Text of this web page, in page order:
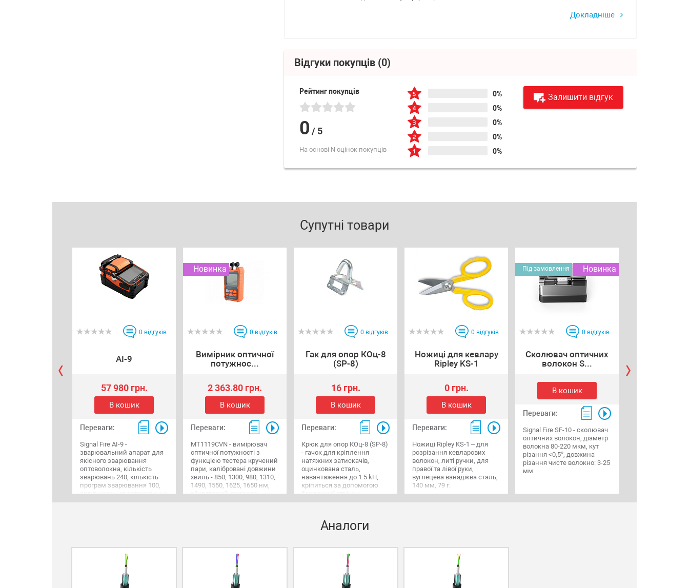
Докладніше
Відгуки покупців (0)
Рейтинг покупців
0 / 5
На основі N оцінок покупців
0%
0%
0%
0%
0%
Залишити відгук
Супутні товари
0 відгуків
AI-9
57 980 грн.
В кошик
Переваги:
Signal Fire AI-9 -
зварювальний апарат для
якісного зварювання
оптоволокна, кількість
зварювань 240, кількість
програм зварювання 100,
вирівнювання автоматичне
Новинка
0 відгуків
Вимірник оптичної
потужнос...
2 363.80 грн.
В кошик
Переваги:
MT1119CVN - вимірювач
оптичної потужності з
функцією тестера кручений
пари, калібровані довжини
хвиль - 850, 1300, 980, 1310,
1490, 1550, 1625, 1650 нм,
вбудований джерело
0 відгуків
Гак для опор КОц-8
(SP-8)
16 грн.
В кошик
Переваги:
Крюк для опор КОц-8 (SP-8)
- гачок для кріплення
натяжних затискачів,
оцинкована сталь,
навантаження до 1.5 kH,
кріпиться за допомогою
бандажної стрічки.
0 відгуків
Ножиці для кевлару
Ripley KS-1
0 грн.
В кошик
Переваги:
Ножиці Ripley KS-1 – для
розрізання кевларових
волокон, литі ручки, для
правої та лівої руки,
вуглецева ванадієва сталь,
140 мм, 79 г.
Під замовлення Новинка
0 відгуків
Сколювач оптичних
волокон S...
В кошик
Переваги:
Signal Fire SF-10 - сколювач
оптичних волокон, діаметр
волокна 80-220 мкм, кут
різання <0,5°, довжина
різання чисте волокно: 3-25
мм
Аналоги